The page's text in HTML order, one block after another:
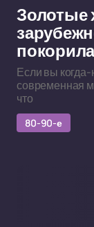
Золотые
Если вы
современная
что
80-90-е